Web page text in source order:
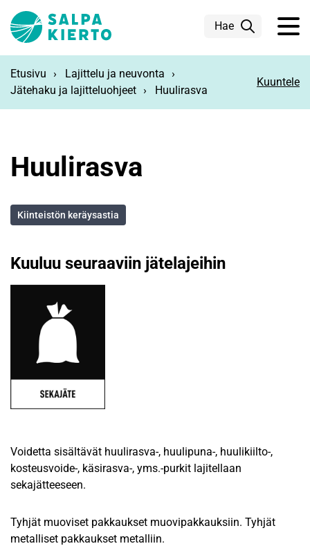
Hae
Etusivu
Lajittelu ja neuvonta
Jätehaku ja lajitteluohjeet
Huulirasva
Kuuntele
Huulirasva
Kiinteistön keräysastia
Kuuluu seuraaviin jätelajeihin
Voidetta sisältävät huulirasva-, huulipuna-, huulikiilto-,
kosteusvoide-, käsirasva-, yms.-purkit lajitellaan
sekajätteeseen.
Tyhjät muoviset pakkaukset muovipakkauksiin. Tyhjät
metalliset pakkaukset metalliin.